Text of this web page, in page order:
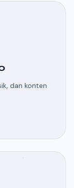
dan konten